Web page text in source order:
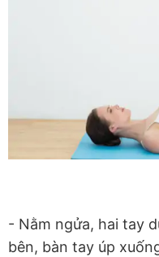
- Nằm ngửa, hai tay
bên, bàn tay úp